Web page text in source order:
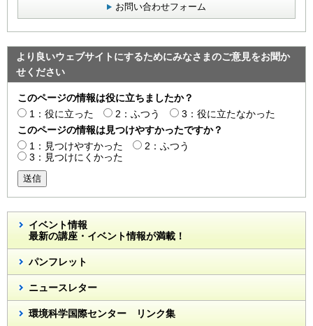
お問い合わせフォーム
より良いウェブサイトにするためにみなさまのご意見をお聞か
せください
このページの情報は役に立ちましたか？
1：役に立った
2：ふつう
3：役に立たなかった
このページの情報は見つけやすかったですか？
1：見つけやすかった
2：ふつう
3：見つけにくかった
送信
イベント情報
最新の講座・イベント情報が満載！
パンフレット
ニュースレター
環境科学国際センター リンク集